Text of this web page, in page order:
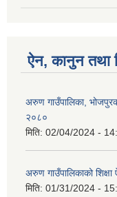
ऐन, कानुन तथा
अरुण गाउँपालिका,
२०८०
मिति: 02/04/2024 -
अरुण गाउँपालिकाको
मिति: 01/31/2024 -